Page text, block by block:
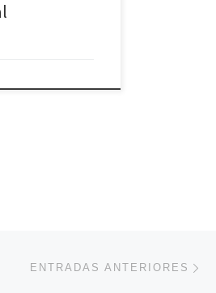
ENTRADAS ANTERIORES